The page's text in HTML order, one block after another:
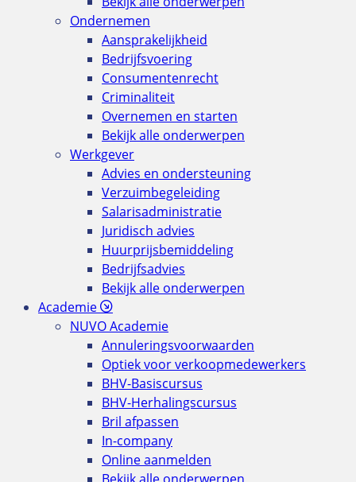
Ondernemen
Aansprakelijkheid
Bedrijfsvoering
Consumentenrecht
Criminaliteit
Overnemen en starten
Bekijk alle onderwerpen
Werkgever
Advies en ondersteuning
Verzuimbegeleiding
Salarisadministratie
Juridisch advies
Huurprijsbemiddeling
Bedrijfsadvies
Bekijk alle onderwerpen
Academie
NUVO Academie
Annuleringsvoorwaarden
Optiek voor verkoopmedewerkers
BHV-Basiscursus
BHV-Herhalingscursus
Bril afpassen
In-company
Online aanmelden